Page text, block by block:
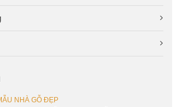
NHÀ GỖ ĐẸP